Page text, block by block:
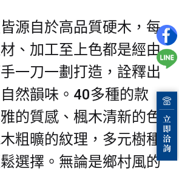
源自於高品質硬木，每
、加工至上色都是經由
一刀一劃打造，詮釋出
然韻味。40多種的款
的質感、楓木清新的色
粗曠的紋理，多元樹種
選擇。無論是鄉村風的